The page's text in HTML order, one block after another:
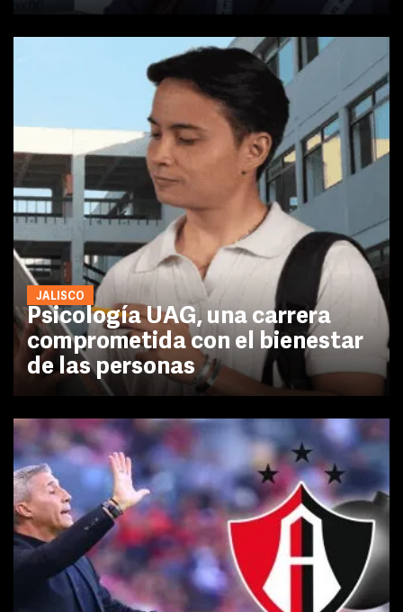
JALISCO
Psicología UAG, una carrera
comprometida con el bienestar
de las personas